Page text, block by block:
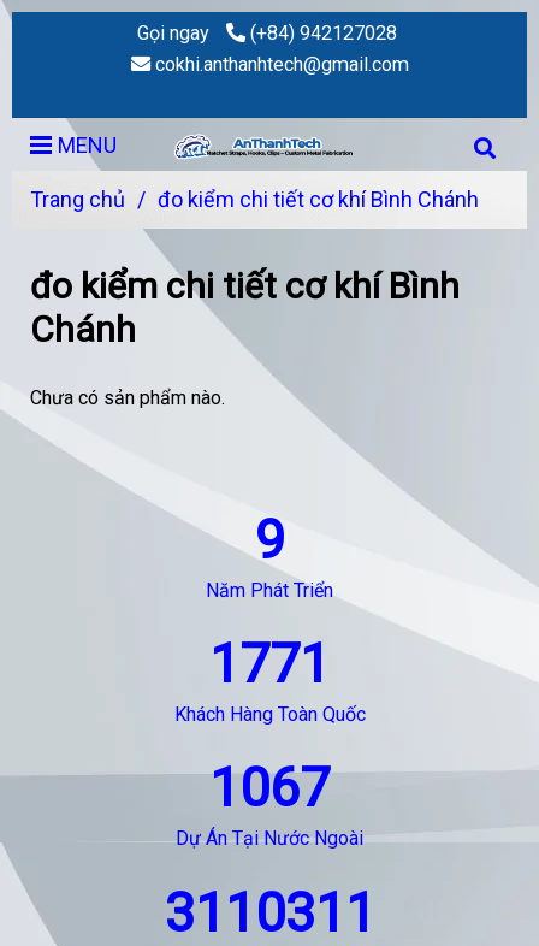
Gọi ngay
(+84) 942127028
cokhi.anthanhtech@gmail.com
MENU
Trang chủ / đo kiểm chi tiết cơ khí Bình Chánh
đo kiểm chi tiết cơ khí Bình
Chánh
Chưa có sản phẩm nào.
9
Năm Phát Triển
1771
Khách Hàng Toàn Quốc
1067
Dự Án Tại Nước Ngoài
3110311